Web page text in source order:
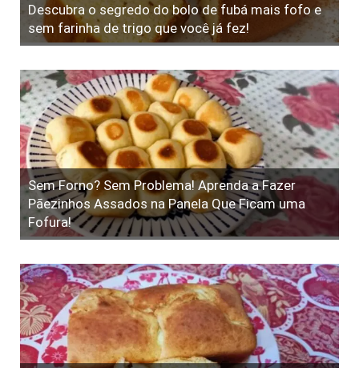
Descubra o segredo do bolo de fubá mais fofo e
sem farinha de trigo que você já fez!
Sem Forno? Sem Problema! Aprenda a Fazer
Pãezinhos Assados na Panela Que Ficam uma
Fofura!